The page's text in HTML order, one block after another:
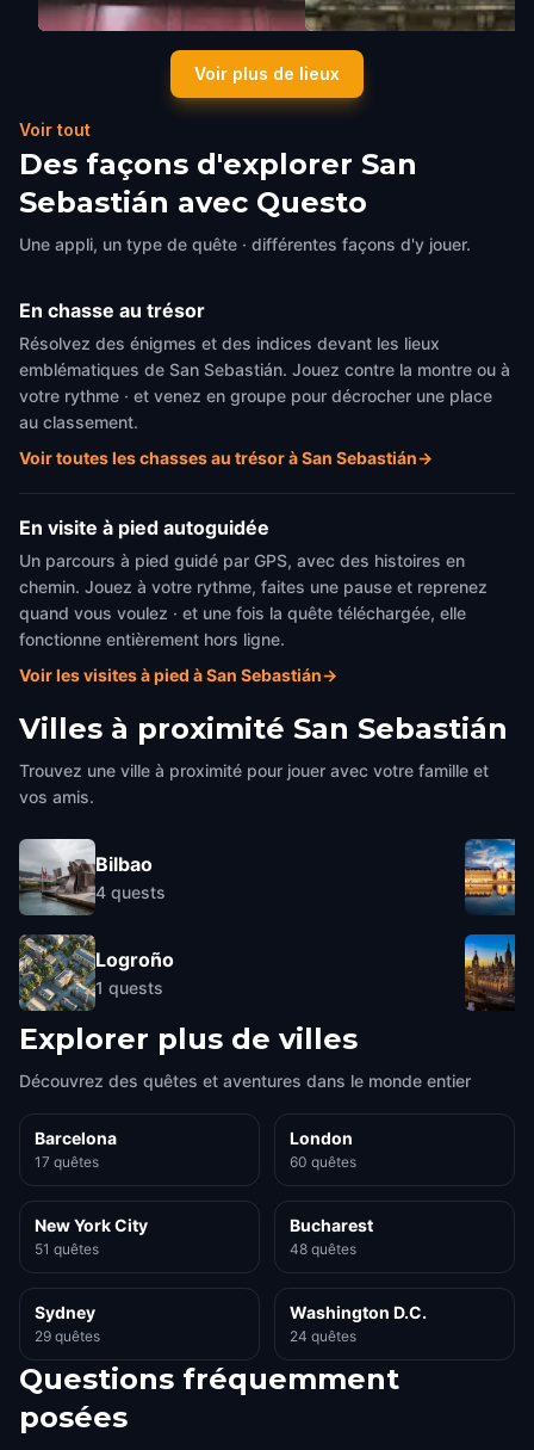
The Old Theatre (Teatro
Spain
The Post Office
San Sebastián
Voir plus de lieux
Voir tout
Des façons d'explorer San
Sebastián avec Questo
Une appli, un type de quête · différentes façons d'y jouer.
En chasse au trésor
Résolvez des énigmes et des indices devant les lieux
emblématiques de San Sebastián. Jouez contre la montre ou à
votre rythme · et venez en groupe pour décrocher une place
au classement.
Voir toutes les chasses au trésor à San Sebastián→
En visite à pied autoguidée
Un parcours à pied guidé par GPS, avec des histoires en
chemin. Jouez à votre rythme, faites une pause et reprenez
quand vous voulez · et une fois la quête téléchargée, elle
fonctionne entièrement hors ligne.
Voir les visites à pied à San Sebastián→
Villes à proximité San Sebastián
Trouvez une ville à proximité pour jouer avec votre famille et
vos amis.
Bilbao
4 quests
Logroño
1 quests
Explorer plus de villes
Découvrez des quêtes et aventures dans le monde entier
Barcelona
17 quêtes
London
60 quêtes
New York City
51 quêtes
Bucharest
48 quêtes
Sydney
29 quêtes
Washington D.C.
24 quêtes
Questions fréquemment
posées